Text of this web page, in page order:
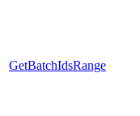
GetBatchIdsRange